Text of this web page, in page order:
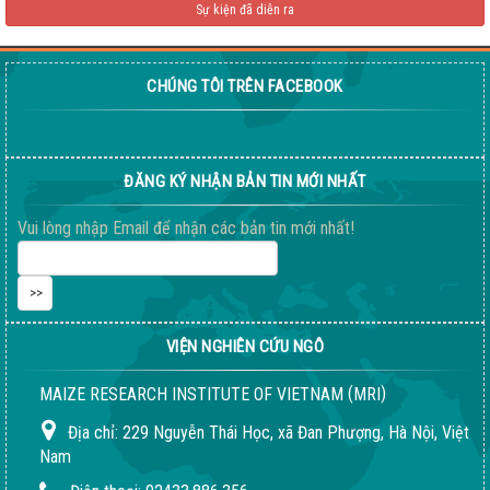
Giống ngô ngọt 198
Sự kiện đã diễn ra
CHÚNG TÔI TRÊN FACEBOOK
ĐĂNG KÝ NHẬN BẢN TIN MỚI NHẤT
Vui lòng nhập Email để nhận các bản tin mới nhất!
VIỆN NGHIÊN CỨU NGÔ
MAIZE RESEARCH INSTITUTE OF VIETNAM (MRI)
Địa chỉ: 229 Nguyễn Thái Học, xã Đan Phượng, Hà Nội, Việt
Nam